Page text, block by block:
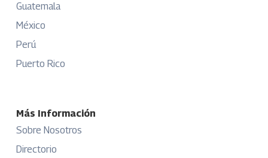
Guatemala
México
Perú
Puerto Rico
Más Información
Sobre Nosotros
Directorio